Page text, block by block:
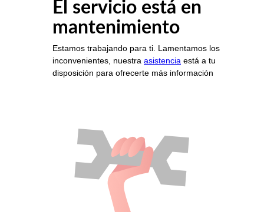
El servicio está en
mantenimiento
Estamos trabajando para ti. Lamentamos los
inconvenientes, nuestra asistencia está a tu
disposición para ofrecerte más información